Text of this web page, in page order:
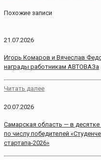
Похожие записи
21.07.2026
Игорь Комаров и Вячеслав
награды работникам АВТОВАЗа
Читать далее
20.07.2026
Самарская область — в
по числу победителей
стартапа-2026»